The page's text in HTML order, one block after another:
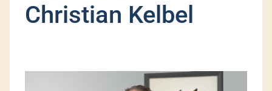
Christian Kelbel